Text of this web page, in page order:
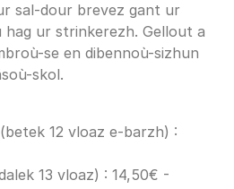
sal-dour brevez gant ur
hag ur strinkerezh. Gellout a
se en dibennoù-sizhun
skol.
12 vloaz e-barzh) :
13 vloaz) : 14,50€ -